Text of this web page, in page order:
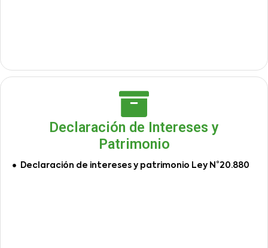
Declaración de Intereses y
Patrimonio
Declaración de intereses y patrimonio Ley N°20.880